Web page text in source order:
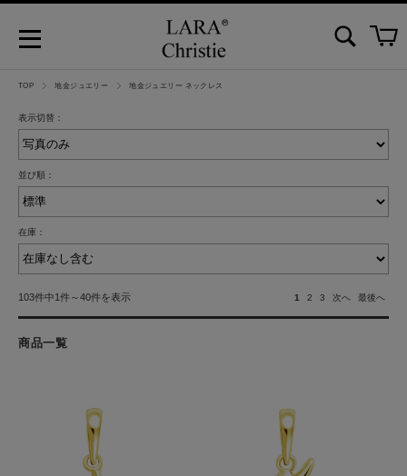
TOP 地金ジュエリー 地金ジュエリー ネックレス
表示切替：
並び順：
在庫：
103件中1件～40件を表示 1 2 3 次へ 最後へ
商品一覧